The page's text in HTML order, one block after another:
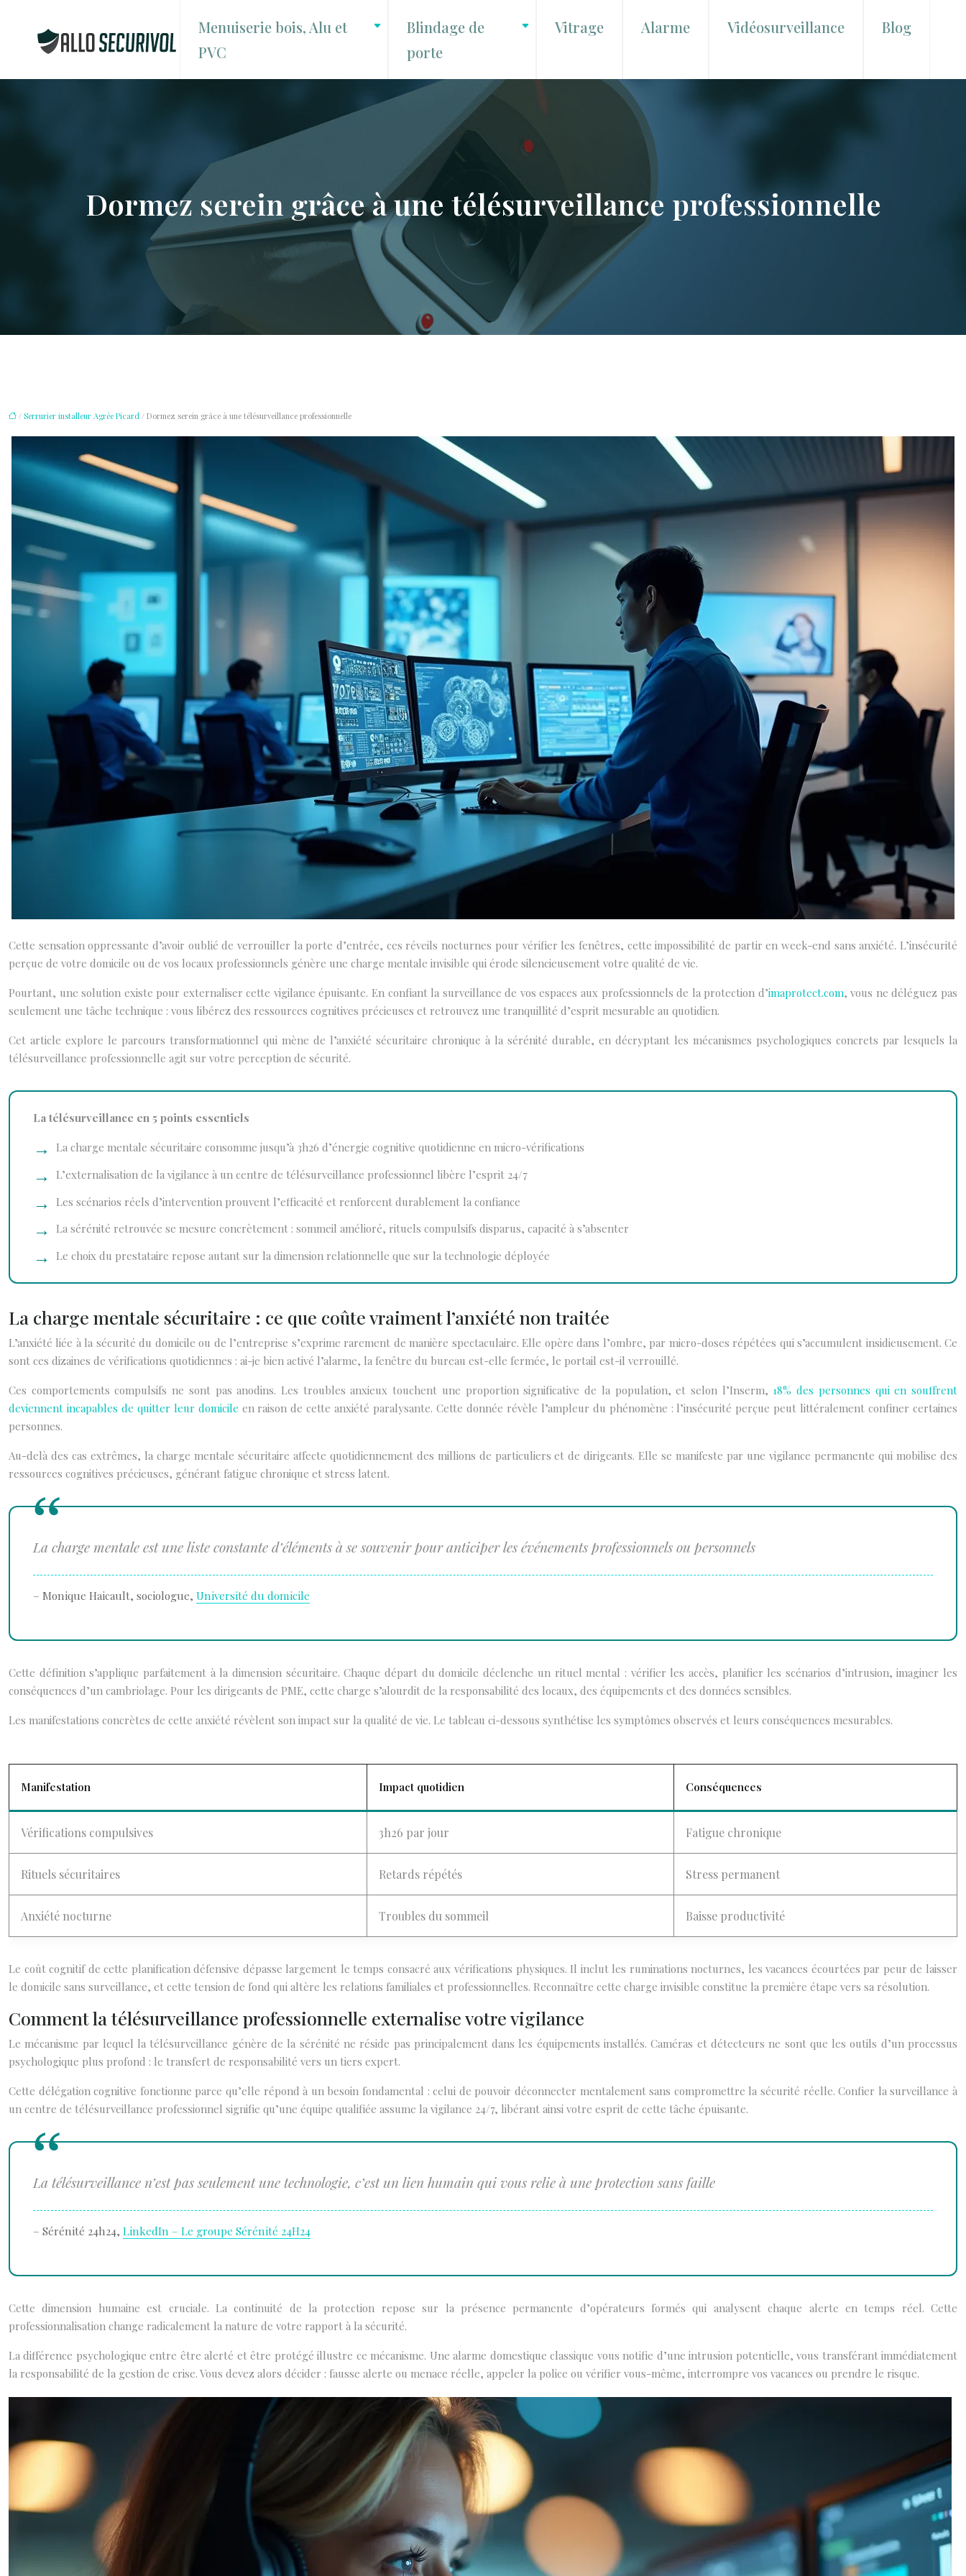
Menuiserie bois, Alu et
PVC
Blindage de
porte
Vitrage Alarme Vidéosurveillance Blog
Dormez serein grâce à une télésurveillance professionnelle
/ Serrurier installeur Agrée Picard / Dormez serein grâce à une télésurveillance professionnelle
Cette sensation oppressante d’avoir oublié de verrouiller la porte d’entrée, ces réveils nocturnes pour vérifier les fenêtres, cette impossibilité de partir en week-end sans anxiété. L’insécurité
perçue de votre domicile ou de vos locaux professionnels génère une charge mentale invisible qui érode silencieusement votre qualité de vie.
Pourtant, une solution existe pour externaliser cette vigilance épuisante. En confiant la surveillance de vos espaces aux professionnels de la protection d’imaprotect.com, vous ne déléguez pas
seulement une tâche technique : vous libérez des ressources cognitives précieuses et retrouvez une tranquillité d’esprit mesurable au quotidien.
Cet article explore le parcours transformationnel qui mène de l’anxiété sécuritaire chronique à la sérénité durable, en décryptant les mécanismes psychologiques concrets par lesquels la
télésurveillance professionnelle agit sur votre perception de sécurité.
La télésurveillance en 5 points essentiels
La charge mentale sécuritaire consomme jusqu’à 3h26 d’énergie cognitive quotidienne en micro-vérifications
L’externalisation de la vigilance à un centre de télésurveillance professionnel libère l’esprit 24/7
Les scénarios réels d’intervention prouvent l’efficacité et renforcent durablement la confiance
La sérénité retrouvée se mesure concrètement : sommeil amélioré, rituels compulsifs disparus, capacité à s’absenter
Le choix du prestataire repose autant sur la dimension relationnelle que sur la technologie déployée
La charge mentale sécuritaire : ce que coûte vraiment l’anxiété non traitée
L’anxiété liée à la sécurité du domicile ou de l’entreprise s’exprime rarement de manière spectaculaire. Elle opère dans l’ombre, par micro-doses répétées qui s’accumulent insidieusement. Ce
sont ces dizaines de vérifications quotidiennes : ai-je bien activé l’alarme, la fenêtre du bureau est-elle fermée, le portail est-il verrouillé.
Ces comportements compulsifs ne sont pas anodins. Les troubles anxieux touchent une proportion significative de la population, et selon l’Inserm, 18% des personnes qui en souffrent
deviennent incapables de quitter leur domicile en raison de cette anxiété paralysante. Cette donnée révèle l’ampleur du phénomène : l’insécurité perçue peut littéralement confiner certaines
personnes.
Au-delà des cas extrêmes, la charge mentale sécuritaire affecte quotidiennement des millions de particuliers et de dirigeants. Elle se manifeste par une vigilance permanente qui mobilise des
ressources cognitives précieuses, générant fatigue chronique et stress latent.
La charge mentale est une liste constante d’éléments à se souvenir pour anticiper les événements professionnels ou personnels
– Monique Haicault, sociologue, Université du domicile
Cette définition s’applique parfaitement à la dimension sécuritaire. Chaque départ du domicile déclenche un rituel mental : vérifier les accès, planifier les scénarios d’intrusion, imaginer les
conséquences d’un cambriolage. Pour les dirigeants de PME, cette charge s’alourdit de la responsabilité des locaux, des équipements et des données sensibles.
Les manifestations concrètes de cette anxiété révèlent son impact sur la qualité de vie. Le tableau ci-dessous synthétise les symptômes observés et leurs conséquences mesurables.
Manifestation Impact quotidien Conséquences
Vérifications compulsives 3h26 par jour Fatigue chronique
Rituels sécuritaires Retards répétés Stress permanent
Anxiété nocturne Troubles du sommeil Baisse productivité
Le coût cognitif de cette planification défensive dépasse largement le temps consacré aux vérifications physiques. Il inclut les ruminations nocturnes, les vacances écourtées par peur de laisser
le domicile sans surveillance, et cette tension de fond qui altère les relations familiales et professionnelles. Reconnaître cette charge invisible constitue la première étape vers sa résolution.
Comment la télésurveillance professionnelle externalise votre vigilance
Le mécanisme par lequel la télésurveillance génère de la sérénité ne réside pas principalement dans les équipements installés. Caméras et détecteurs ne sont que les outils d’un processus
psychologique plus profond : le transfert de responsabilité vers un tiers expert.
Cette délégation cognitive fonctionne parce qu’elle répond à un besoin fondamental : celui de pouvoir déconnecter mentalement sans compromettre la sécurité réelle. Confier la surveillance à
un centre de télésurveillance professionnel signifie qu’une équipe qualifiée assume la vigilance 24/7, libérant ainsi votre esprit de cette tâche épuisante.
La télésurveillance n’est pas seulement une technologie, c’est un lien humain qui vous relie à une protection sans faille
– Sérénité 24h24, LinkedIn – Le groupe Sérénité 24H24
Cette dimension humaine est cruciale. La continuité de la protection repose sur la présence permanente d’opérateurs formés qui analysent chaque alerte en temps réel. Cette
professionnalisation change radicalement la nature de votre rapport à la sécurité.
La différence psychologique entre être alerté et être protégé illustre ce mécanisme. Une alarme domestique classique vous notifie d’une intrusion potentielle, vous transférant immédiatement
la responsabilité de la gestion de crise. Vous devez alors décider : fausse alerte ou menace réelle, appeler la police ou vérifier vous-même, interrompre vos vacances ou prendre le risque.